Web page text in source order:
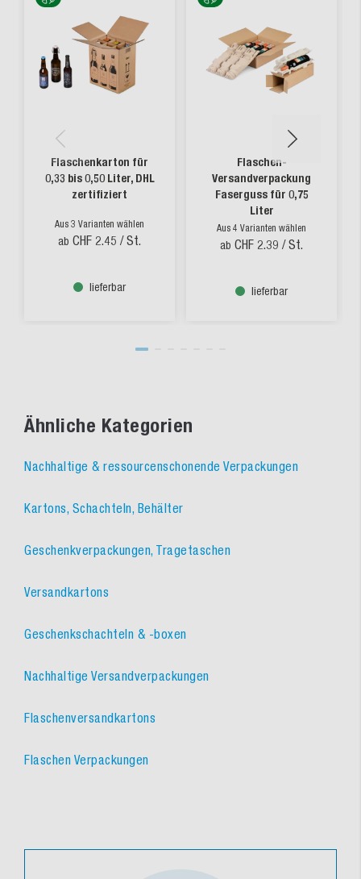
Flaschenkarton für
0,33 bis 0,50 Liter, DHL
zertifiziert
Aus 3 Varianten wählen
ab CHF 2.45 / St.
lieferbar
Flaschen-
Versandverpackung
Faserguss für 0,75
Liter
Aus 4 Varianten wählen
ab CHF 2.39 / St.
lieferbar
Ähnliche Kategorien
Nachhaltige & ressourcenschonende Verpackungen
Kartons, Schachteln, Behälter
Geschenkverpackungen, Tragetaschen
Versandkartons
Geschenkschachteln & -boxen
Nachhaltige Versandverpackungen
Flaschenversandkartons
Flaschen Verpackungen